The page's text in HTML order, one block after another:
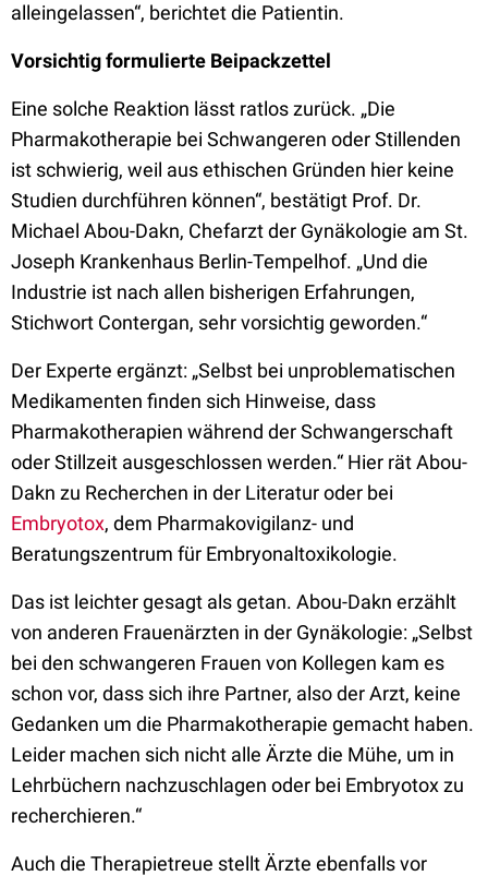
alleingelassen“, berichtet die Patientin.
Vorsichtig formulierte Beipackzettel
Eine solche Reaktion lässt ratlos zurück. „Die
Pharmakotherapie bei Schwangeren oder Stillenden
ist schwierig, weil aus ethischen Gründen hier keine
Studien durchführen können“, bestätigt Prof. Dr.
Michael Abou-Dakn, Chefarzt der Gynäkologie am St.
Joseph Krankenhaus Berlin-Tempelhof. „Und die
Industrie ist nach allen bisherigen Erfahrungen,
Stichwort Contergan, sehr vorsichtig geworden.“
Der Experte ergänzt: „Selbst bei unproblematischen
Medikamenten finden sich Hinweise, dass
Pharmakotherapien während der Schwangerschaft
oder Stillzeit ausgeschlossen werden.“ Hier rät Abou-
Dakn zu Recherchen in der Literatur oder bei
Embryotox, dem Pharmakovigilanz- und
Beratungszentrum für Embryonaltoxikologie.
Das ist leichter gesagt als getan. Abou-Dakn erzählt
von anderen Frauenärzten in der Gynäkologie: „Selbst
bei den schwangeren Frauen von Kollegen kam es
schon vor, dass sich ihre Partner, also der Arzt, keine
Gedanken um die Pharmakotherapie gemacht haben.
Leider machen sich nicht alle Ärzte die Mühe, um in
Lehrbüchern nachzuschlagen oder bei Embryotox zu
recherchieren.“
Auch die Therapietreue stellt Ärzte ebenfalls vor